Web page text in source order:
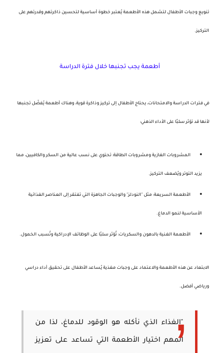
تنويع وجبات الأطفال لتشمل هذه الأطعمة يُعتبر خطوة أساسية لتحسين ذاكرتهم وقدرتهم على
التركيز.
أطعمة يجب تجنبها خلال فترة الدراسة
في فترات الدراسة والامتحانات، يحتاج الأطفال إلى تركيز وذاكرة قوية، وهناك أطعمة يُفضّل تجنبها
لأنها قد تؤثر سلبًا على الأداء الذهني:
المشروبات الغازية ومشروبات الطاقة: تحتوي على نسب عالية من السكر والكافيين، مما
يزيد التوتر ويُضعف التركيز.
الأطعمة السريعة: مثل "النودلز" والوجبات الجاهزة التي تفتقر إلى العناصر الغذائية
الأساسية لنمو الدماغ.
الأطعمة الغنية بالدهون والسكريات: تُؤثر سلبًا على الوظائف الإدراكية وتُسبب الخمول.
الابتعاد عن هذه الأطعمة والاعتماد على وجبات مغذية يُساعد الأطفال على تحقيق أداء دراسي
ورياضي أفضل.
"الغذاء الذي نأكله هو الوقود للدماغ، لذا من
المهم اختيار الأطعمة التي تساعد على تعزيز